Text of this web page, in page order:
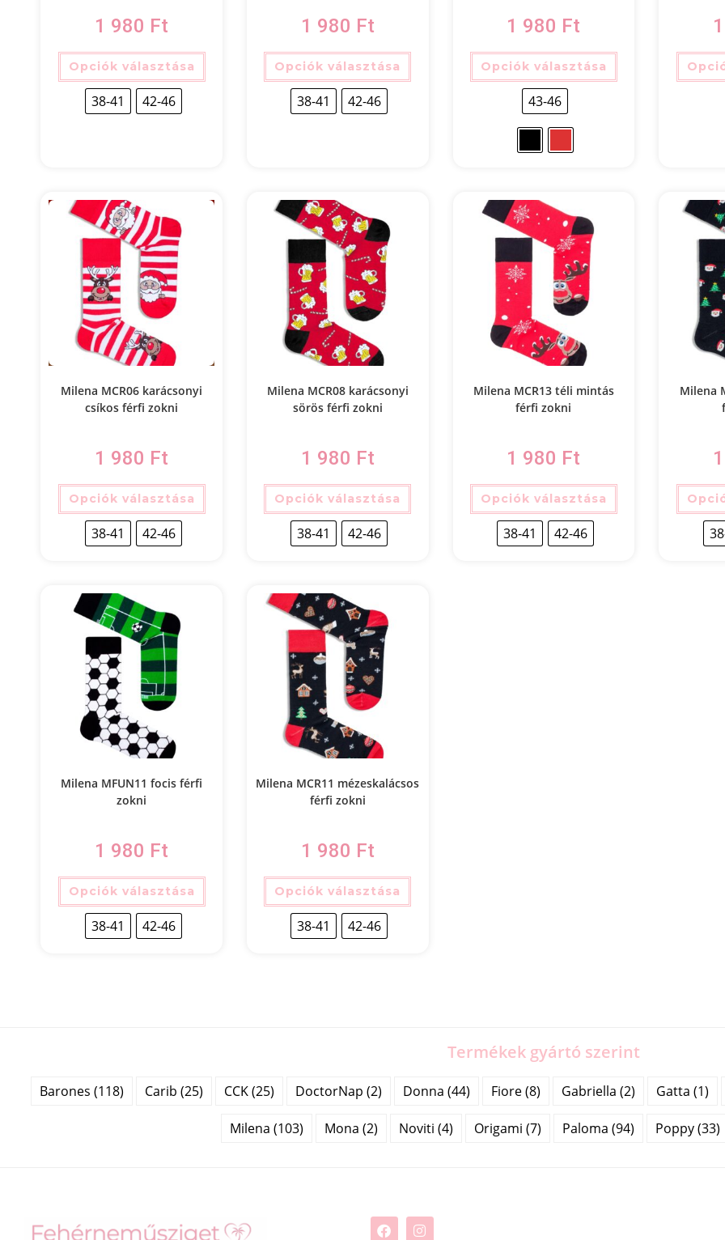
1 980 Ft
Opciók választása
38-41 42-46
1 980 Ft
Opciók választása
38-41 42-46
1 980 Ft
Opciók választása
43-46
Milena MCR06 karácsonyi
csíkos férfi zokni
1 980 Ft
Opciók választása
38-41 42-46
Milena MCR08 karácsonyi
sörös férfi zokni
1 980 Ft
Opciók választása
38-41 42-46
Milena MCR13 téli mintás
férfi zokni
1 980 Ft
Opciók választása
38-41 42-46
Milena
Milena MFUN11 focis férfi
zokni
1 980 Ft
Opciók választása
38-41 42-46
Milena MCR11 mézeskalácsos
férfi zokni
1 980 Ft
Opciók választása
38-41 42-46
Termékek gyártó szerint
Barones (118) Carib (25) CCK (25) DoctorNap (2) Donna (44) Fiore (8) Gabriella (2) Gatta (1)
Milena (103) Mona (2) Noviti (4) Origami (7) Paloma (94) Poppy (33)